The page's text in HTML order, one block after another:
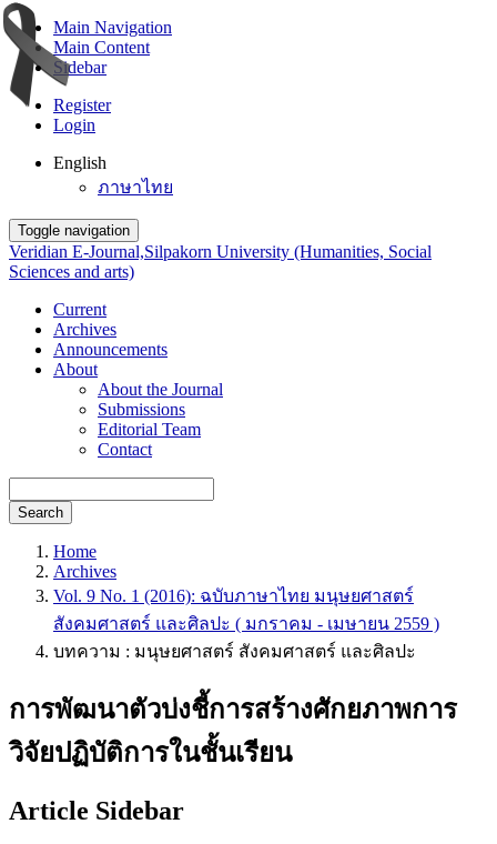
Main Navigation
Main Content
Sidebar
Register
Login
English
ภาษาไทย
Toggle navigation
Veridian E-Journal,Silpakorn University (Humanities, Social
Sciences and arts)
Current
Archives
Announcements
About
About the Journal
Submissions
Editorial Team
Contact
Search
Home
Archives
Vol. 9 No. 1 (2016): ฉบับภาษาไทย มนุษยศาสตร์
สังคมศาสตร์ และศิลปะ ( มกราคม - เมษายน 2559 )
บทความ : มนุษยศาสตร์ สังคมศาสตร์ และศิลปะ
การพัฒนาตัวบ่งชี้การสร้างศักยภาพการ
วิจัยปฏิบัติการในชั้นเรียน
Article Sidebar